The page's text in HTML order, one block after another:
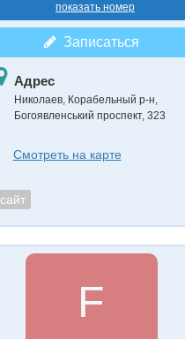
показать номер
Записаться
Адрес
Николаев, Корабельный р-н,
Богоявленський проспект, 323
Смотреть на карте
сайт
F